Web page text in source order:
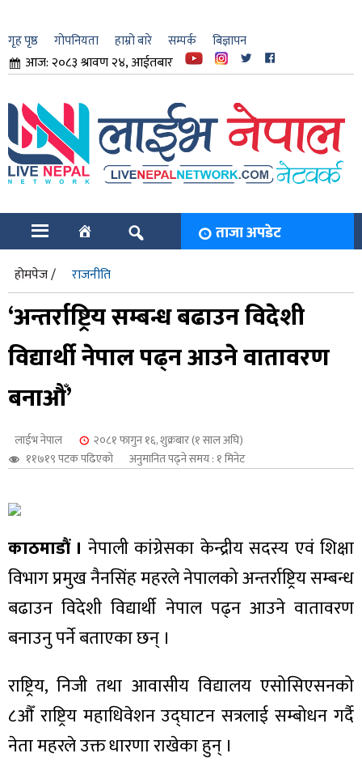
गृह पृष्ठ गोपनियता हाम्रो बारे सम्पर्क बिज्ञापन
आज: २०८३ श्रावण २४, आईतबार
ताजा अपडेट
होमपेज / राजनीति
‘अन्तर्राष्ट्रिय सम्बन्ध बढाउन विदेशी
विद्यार्थी नेपाल पढ्न आउने वातावरण
बनाऔँ’
लाईभ नेपाल
२०८१ फागुन १६, शुक्रबार (१ साल अघि)
११७१९ पटक पढिएको
अनुमानित पढ्ने समय : १ मिनेट
काठमाडौं । नेपाली कांग्रेसका केन्द्रीय सदस्य एवं शिक्षा
विभाग प्रमुख नैनसिंह महरले नेपालको अन्तर्राष्ट्रिय सम्बन्ध
बढाउन विदेशी विद्यार्थी नेपाल पढ्न आउने वातावरण
बनाउनु पर्ने बताएका छन् ।
राष्ट्रिय, निजी तथा आवासीय विद्यालय एसोसिएसनको
८औँ राष्ट्रिय महाधिवेशन उद्घाटन सत्रलाई सम्बोधन गर्दै
नेता महरले उक्त धारणा राखेका हुन् ।